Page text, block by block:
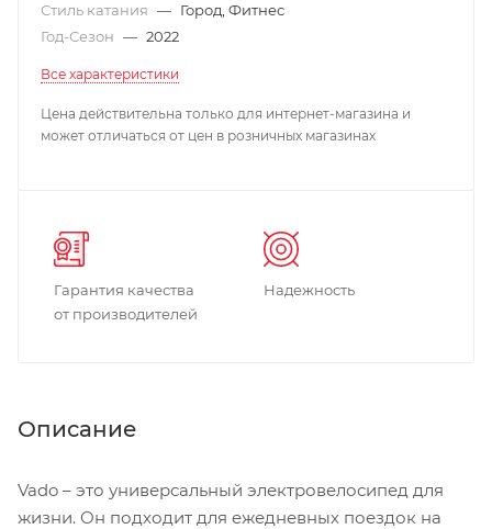
Стиль катания — Город, Фитнес
Год-Сезон — 2022
Все характеристики
Цена действительна только для интернет-магазина и
может отличаться от цен в розничных магазинах
Гарантия качества
от производителей
Надежность
Описание
Vado – это универсальный электровелосипед для
жизни. Он подходит для ежедневных поездок на